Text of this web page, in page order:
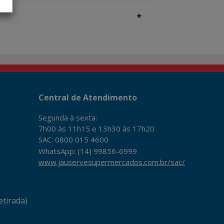
Central de Atendimento
Segunda à sexta:
7h00 às 11h15 e 13h30 às 17h20
SAC: 0800 015 4600
WhatsApp: (14) 99856-6999
www.jauservesupermercados.com.br/sac/